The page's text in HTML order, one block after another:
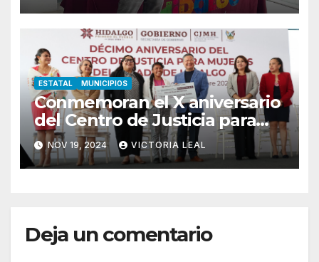
ESTATAL MUNICIPIOS
Conmemoran el X aniversario
del Centro de Justicia para
Mujeres de Hidalgo
NOV 19, 2024 VICTORIA LEAL
Deja un comentario